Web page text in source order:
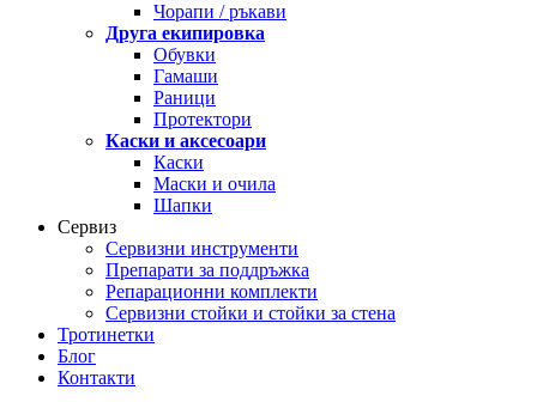
Чорапи / ръкави
Друга екипировка
Обувки
Гамаши
Раници
Протектори
Каски и аксесоари
Каски
Маски и очила
Шапки
Сервиз
Сервизни инструменти
Препарати за поддръжка
Репарационни комплекти
Сервизни стойки и стойки за стена
Тротинетки
Блог
Контакти